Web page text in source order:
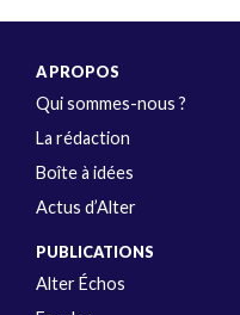
A PROPOS
Qui sommes-nous ?
La rédaction
Boîte à idées
Actus d’Alter
PUBLICATIONS
Alter Échos